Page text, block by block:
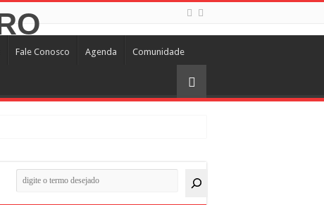
Fale Conosco Agenda Comunidade
Pesquisar